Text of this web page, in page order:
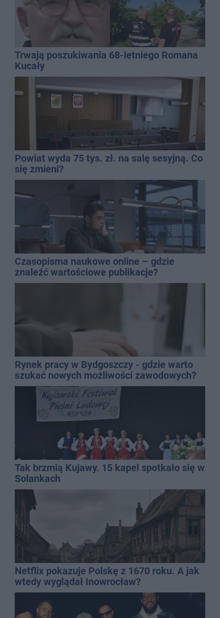
Trwają poszukiwania 68-letniego Romana
Kucały
Powiat wyda 75 tys. zł. na salę sesyjną. Co
się zmieni?
Czasopisma naukowe online – gdzie
znaleźć wartościowe publikacje?
Rynek pracy w Bydgoszczy - gdzie warto
szukać nowych możliwości zawodowych?
Tak brzmią Kujawy. 15 kapel spotkało się w
Solankach
Netflix pokazuje Polskę z 1670 roku. A jak
wtedy wyglądał Inowrocław?